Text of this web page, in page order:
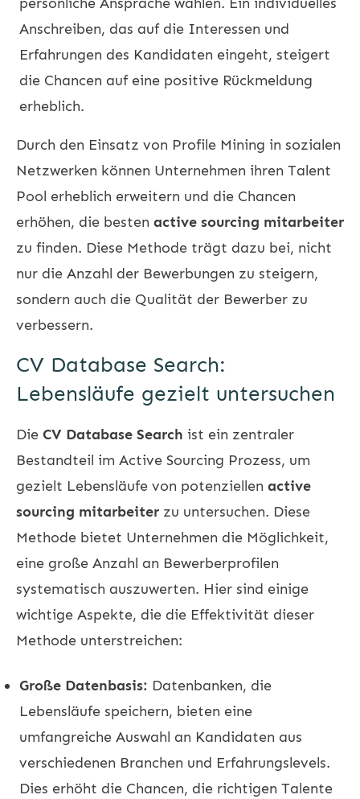
Anschreiben, das auf die Interessen und
Erfahrungen des Kandidaten eingeht, steigert
die Chancen auf eine positive Rückmeldung
erheblich.
Durch den Einsatz von Profile Mining in sozialen
Netzwerken können Unternehmen ihren Talent
Pool erheblich erweitern und die Chancen
erhöhen, die besten active sourcing mitarbeiter
zu finden. Diese Methode trägt dazu bei, nicht
nur die Anzahl der Bewerbungen zu steigern,
sondern auch die Qualität der Bewerber zu
verbessern.
CV Database Search:
Lebensläufe gezielt untersuchen
Die CV Database Search ist ein zentraler
Bestandteil im Active Sourcing Prozess, um
gezielt Lebensläufe von potenziellen active
sourcing mitarbeiter zu untersuchen. Diese
Methode bietet Unternehmen die Möglichkeit,
eine große Anzahl an Bewerberprofilen
systematisch auszuwerten. Hier sind einige
wichtige Aspekte, die die Effektivität dieser
Methode unterstreichen:
Große Datenbasis: Datenbanken, die
Lebensläufe speichern, bieten eine
umfangreiche Auswahl an Kandidaten aus
verschiedenen Branchen und Erfahrungslevels.
Dies erhöht die Chancen, die richtigen Talente